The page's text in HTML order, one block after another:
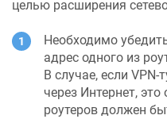
целью расширения
Необходимо
адрес одного из
В случае, если
через Интернет, это
роутеров должен